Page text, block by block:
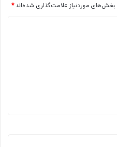
بخش‌های موردنیاز علامت‌گذاری شده‌اند*